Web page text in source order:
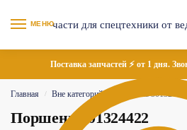
МЕНЮ
Поставка запчастей ⚡ от 1 дня.
Главная / Вне категорий Поршень 501324422
Поршень 501324422